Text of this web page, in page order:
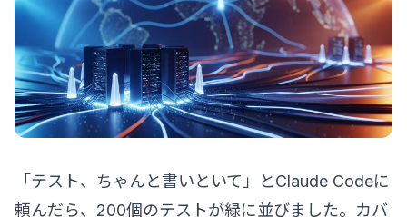
「テスト、ちゃんと書いといて」とClaude Codeに
頼んだら、200個のテストが緑に並びました。カバ